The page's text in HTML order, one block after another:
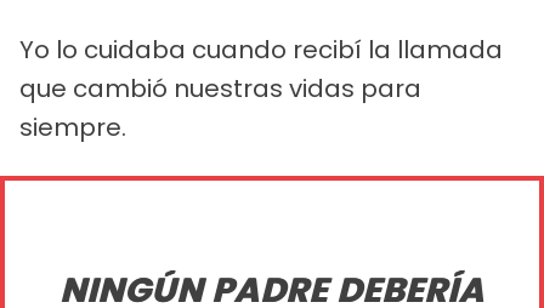
Yo lo cuidaba cuando recibí la llamada
que cambió nuestras vidas para
siempre.
NINGÚN PADRE DEBERÍA